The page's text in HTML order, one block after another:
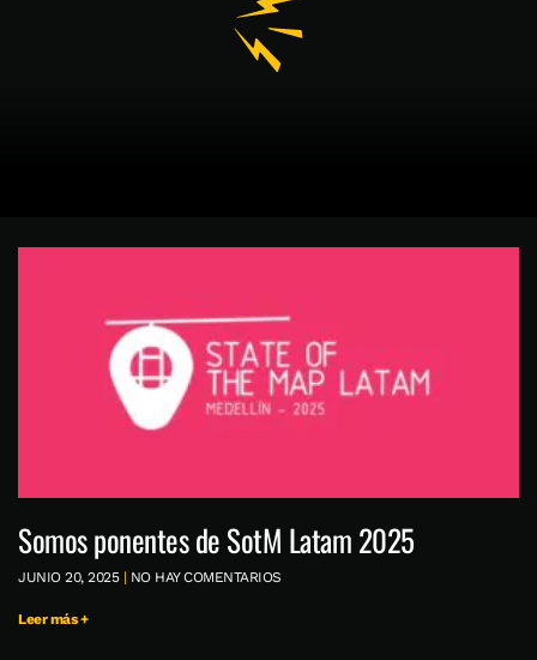
Somos ponentes de SotM Latam 2025
JUNIO 20, 2025 NO HAY COMENTARIOS
Leer más +